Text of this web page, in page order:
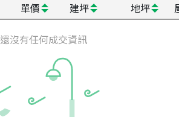
單價 建坪 地坪
還沒有任何成交資訊